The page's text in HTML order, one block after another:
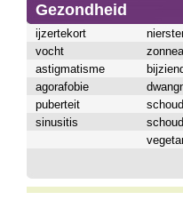
Gezondheid
ijzertekort
vocht
astigmatisme
agorafobie
puberteit
sinusitis